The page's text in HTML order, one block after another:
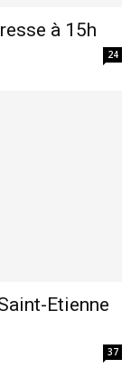
à 15h
24
Etienne
37